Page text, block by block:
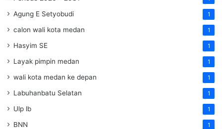
Agung E Setyobudi 1
calon wali kota medan 1
Hasyim SE 1
Layak pimpin medan 1
wali kota medan ke depan 1
Labuhanbatu Selatan 1
Ulp lb 1
BNN 1